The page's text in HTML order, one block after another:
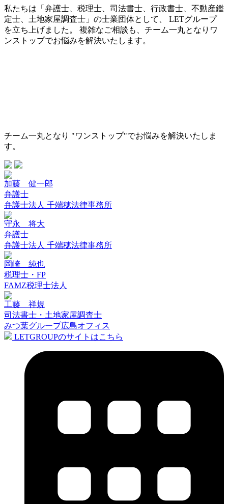
私たちは「弁護士、税理士、司法書士、行政書士、不動産鑑
定士、土地家屋調査士」の士業団体として、 LETグループ
を立ち上げました。 複雑なご相談も、チーム一丸となりワ
ンストップでお悩みを解決いたします。
チーム一丸となり "ワンストップ"でお悩みを解決いたしま
す。
加藤 健一郎
弁護士
弁護士法人 千端穂法律事務所
守永 将大
弁護士
弁護士法人 千端穂法律事務所
岡崎 純也
税理士・FP
FAMZ税理士法人
工藤 祥規
司法書士・土地家屋調査士
みつ葉グループ広島オフィス
LETGROUPのサイトはこちら